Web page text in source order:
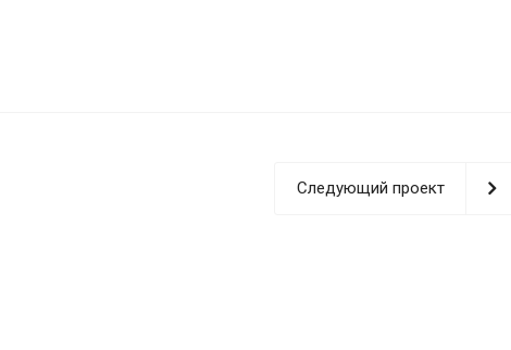
Следующий проект